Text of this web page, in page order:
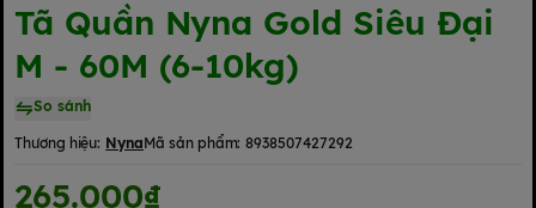
Tã Quần Nyna Gold Siêu Đại
M - 60M (6-10kg)
So sánh
Thương hiệu: NynaMã sản phẩm: 8938507427292
265.000₫